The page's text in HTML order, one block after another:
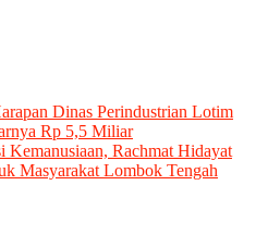
Dinas Perindustrian Lotim
Rp 5,5 Miliar
Kemanusiaan, Rachmat Hidayat
Masyarakat Lombok Tengah